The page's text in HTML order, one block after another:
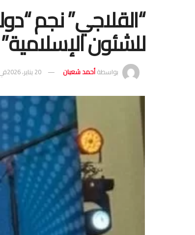
“القلاجي” نجم
للشئون الإسلامية”
بواسطةأحمد شعبان 20 يناير، 2026